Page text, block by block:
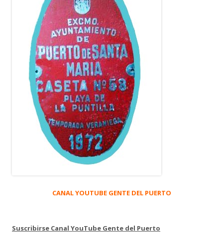
CANAL YOUTUBE GENTE DEL PUERTO
Suscribirse Canal YouTube Gente del Puerto